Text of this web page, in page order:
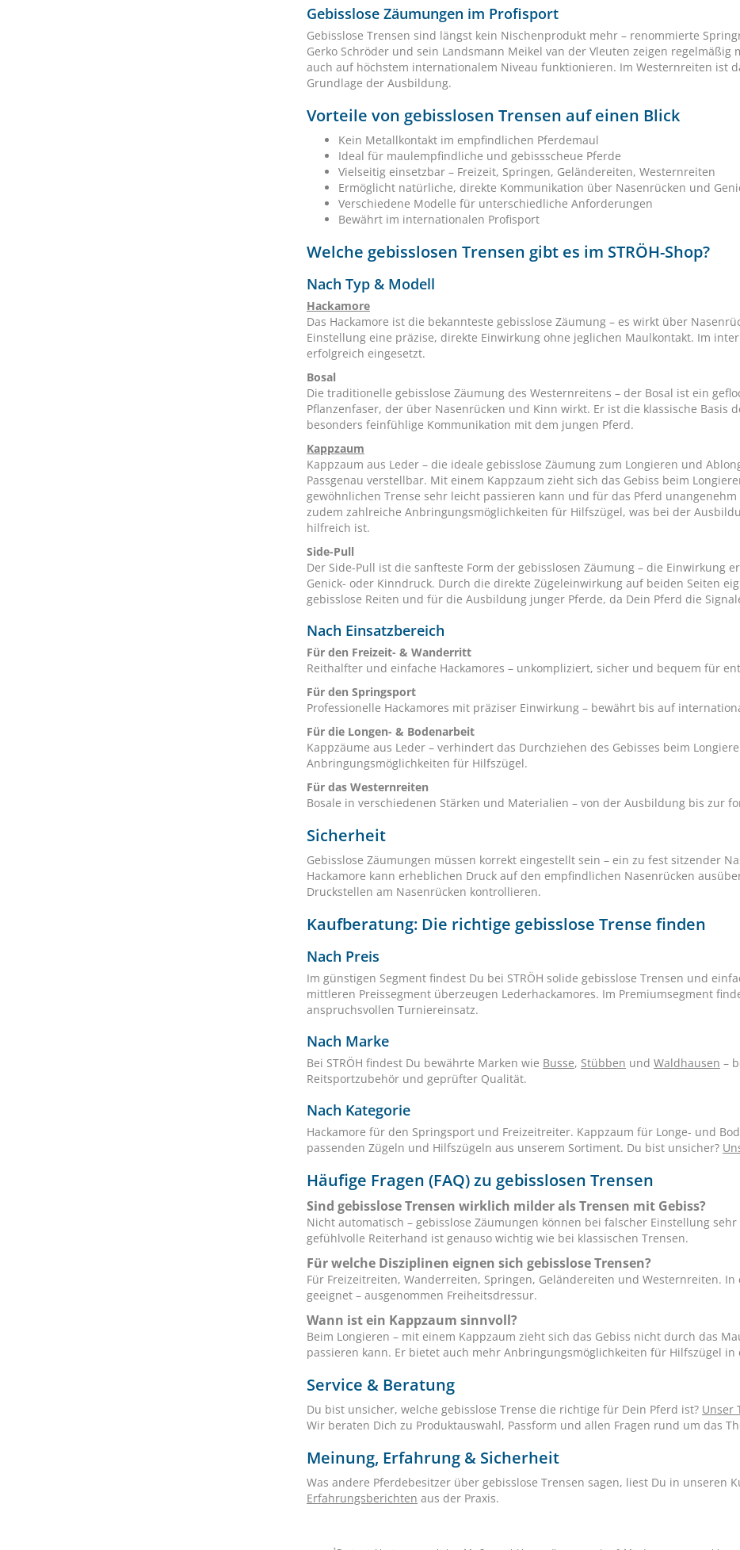
Gebisslose Zäumungen im Profisport
Gebisslose Trensen sind längst kein Nischenprodukt mehr – renommierte
Gerko Schröder und sein Landsmann Meikel van der Vleuten zeigen regelmäßig
auch auf höchstem internationalem Niveau funktionieren. Im Westernreiten ist
Grundlage der Ausbildung.
Vorteile von gebisslosen Trensen auf einen Blick
Kein Metallkontakt im empfindlichen Pferdemaul
Ideal für maulempfindliche und gebissscheue Pferde
Vielseitig einsetzbar – Freizeit, Springen, Geländereiten, Westernreiten
Ermöglicht natürliche, direkte Kommunikation über Nasenrücken und
Verschiedene Modelle für unterschiedliche Anforderungen
Bewährt im internationalen Profisport
Welche gebisslosen Trensen gibt es im STRÖH-Shop?
Nach Typ & Modell
Hackamore
Das Hackamore ist die bekannteste gebisslose Zäumung – es wirkt über
Einstellung eine präzise, direkte Einwirkung ohne jeglichen Maulkontakt. Im
erfolgreich eingesetzt.
Bosal
Die traditionelle gebisslose Zäumung des Westernreitens – der Bosal ist ein
Pflanzenfaser, der über Nasenrücken und Kinn wirkt. Er ist die klassische Basis
besonders feinfühlige Kommunikation mit dem jungen Pferd.
Kappzaum
Kappzaum aus Leder – die ideale gebisslose Zäumung zum Longieren und
Passgenau verstellbar. Mit einem Kappzaum zieht sich das Gebiss beim
gewöhnlichen Trense sehr leicht passieren kann und für das Pferd
zudem zahlreiche Anbringungsmöglichkeiten für Hilfszügel, was bei der
hilfreich ist.
Side-Pull
Der Side-Pull ist die sanfteste Form der gebisslosen Zäumung – die Einwirkung
Genick- oder Kinndruck. Durch die direkte Zügeleinwirkung auf beiden Seiten
gebisslose Reiten und für die Ausbildung junger Pferde, da Dein Pferd die
Nach Einsatzbereich
Für den Freizeit- & Wanderritt
Reithalfter und einfache Hackamores – unkompliziert, sicher und bequem für
Für den Springsport
Professionelle Hackamores mit präziser Einwirkung – bewährt bis auf
Für die Longen- & Bodenarbeit
Kappzäume aus Leder – verhindert das Durchziehen des Gebisses beim
Anbringungsmöglichkeiten für Hilfszügel.
Für das Westernreiten
Bosale in verschiedenen Stärken und Materialien – von der Ausbildung bis zur
Sicherheit
Gebisslose Zäumungen müssen korrekt eingestellt sein – ein zu fest sitzender
Hackamore kann erheblichen Druck auf den empfindlichen Nasenrücken
Druckstellen am Nasenrücken kontrollieren.
Kaufberatung: Die richtige gebisslose Trense finden
Nach Preis
Im günstigen Segment findest Du bei STRÖH solide gebisslose Trensen und
mittleren Preissegment überzeugen Lederhackamores. Im Premiumsegment
anspruchsvollen Turniereinsatz.
Nach Marke
Bei STRÖH findest Du bewährte Marken wie Busse, Stübben und Waldhausen –
Reitsportzubehör und geprüfter Qualität.
Nach Kategorie
Hackamore für den Springsport und Freizeitreiter. Kappzaum für Longe- und
passenden Zügeln und Hilfszügeln aus unserem Sortiment. Du bist unsicher?
Häufige Fragen (FAQ) zu gebisslosen Trensen
Sind gebisslose Trensen wirklich milder als Trensen mit Gebiss?
Nicht automatisch – gebisslose Zäumungen können bei falscher Einstellung
gefühlvolle Reiterhand ist genauso wichtig wie bei klassischen Trensen.
Für welche Disziplinen eignen sich gebisslose Trensen?
Für Freizeitreiten, Wanderreiten, Springen, Geländereiten und Westernreiten.
geeignet – ausgenommen Freiheitsdressur.
Wann ist ein Kappzaum sinnvoll?
Beim Longieren – mit einem Kappzaum zieht sich das Gebiss nicht durch das
passieren kann. Er bietet auch mehr Anbringungsmöglichkeiten für Hilfszügel in
Service & Beratung
Du bist unsicher, welche gebisslose Trense die richtige für Dein Pferd ist? Unser
Wir beraten Dich zu Produktauswahl, Passform und allen Fragen rund um das
Meinung, Erfahrung & Sicherheit
Was andere Pferdebesitzer über gebisslose Trensen sagen, liest Du in unseren
Erfahrungsberichten aus der Praxis.